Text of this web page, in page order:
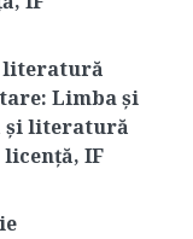
literatură
Limba și
și literatură
IF